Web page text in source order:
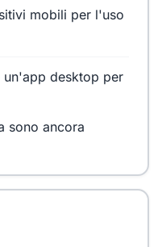
mobili per l'uso
desktop per
sono ancora